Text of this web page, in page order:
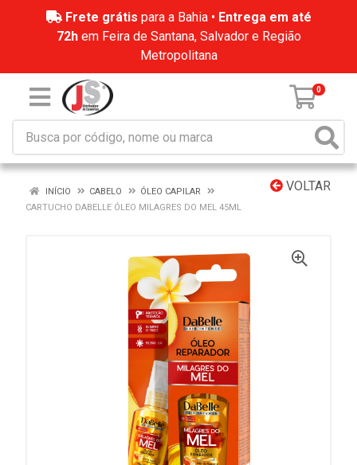
Frete grátis para a Bahia • Entrega em até
72hem Feira de Santana, Salvador e Região
Metropolitana
0
VOLTAR
INÍCIO CABELO
ÓLEO CAPILAR
CARTUCHO DABELLE ÓLEO MILAGRES DO MEL 45ML